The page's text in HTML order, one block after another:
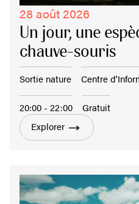
28 août 2026
Un jour, une
chauve-souris
Sortie nature Centre
20:00 - 22:00
Gratuit
Explorer